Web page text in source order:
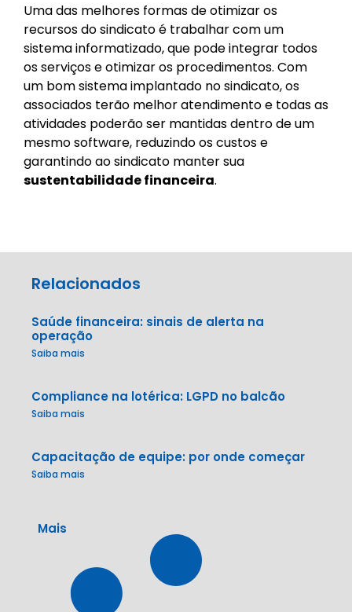
Uma das melhores formas de otimizar os
recursos do sindicato é trabalhar com um
sistema informatizado, que pode integrar todos
os serviços e otimizar os procedimentos. Com
um bom sistema implantado no sindicato, os
associados terão melhor atendimento e todas as
atividades poderão ser mantidas dentro de um
mesmo software, reduzindo os custos e
garantindo ao sindicato manter sua
sustentabilidade financeira.
Relacionados
Saúde financeira: sinais de alerta na
operação
Saiba mais
Compliance na lotérica: LGPD no balcão
Saiba mais
Capacitação de equipe: por onde começar
Saiba mais
Mais